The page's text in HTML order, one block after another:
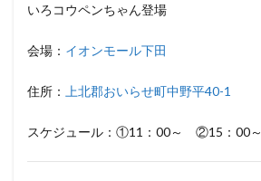
いろコウペンちゃん登場
会場： イオンモール下田
住所： 上北郡おいらせ町中野平40-1
スケジュール：①11：00～ ②15：00～